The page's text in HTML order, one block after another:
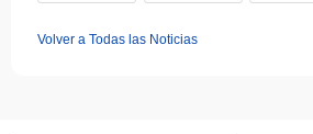
Volver a Todas las Noticias